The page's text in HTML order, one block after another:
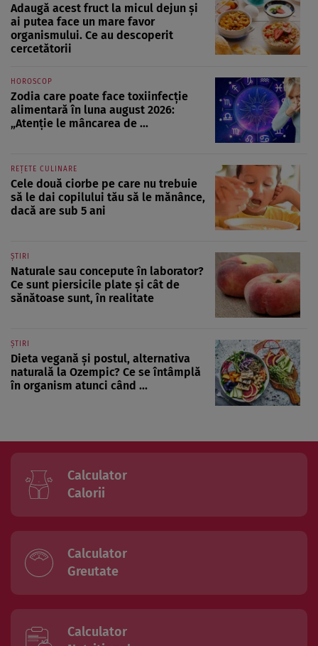
Adaugă acest fruct la micul dejun și
ai putea face un mare favor
organismului. Ce au descoperit
cercetătorii
HOROSCOP
Zodia care poate face toxiinfecție
alimentară în luna august 2026:
„Atenție le mâncarea de ...
REȚETE CULINARE
Cele două ciorbe pe care nu trebuie
să le dai copilului tău să le mănânce,
dacă are sub 5 ani
ȘTIRI
Naturale sau concepute în laborator?
Ce sunt piersicile plate și cât de
sănătoase sunt, în realitate
ȘTIRI
Dieta vegană și postul, alternativa
naturală la Ozempic? Ce se întâmplă
în organism atunci când ...
Calculator
Calorii
Calculator
Greutate
Calculator